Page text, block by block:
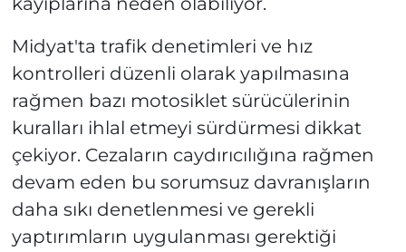
Midyat'ta trafik denetimleri ve hız
kontrolleri düzenli olarak yapılmasına
rağmen bazı motosiklet sürücülerinin
kuralları ihlal etmeyi sürdürmesi dikkat
çekiyor. Cezaların caydırıcılığına rağmen
devam eden bu sorumsuz davranışların
daha sıkı denetlenmesi ve gerekli
yaptırımların uygulanması gerektiği